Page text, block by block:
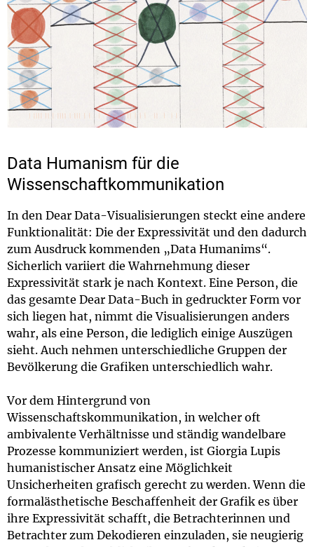
Data Humanism für die
Wissenschaftkommunikation
In den Dear Data-Visualisierungen steckt eine andere
Funktionalität: Die der Expressivität und den dadurch
zum Ausdruck kommenden „Data Humanims“.
Sicherlich variiert die Wahrnehmung dieser
Expressivität stark je nach Kontext. Eine Person, die
das gesamte Dear Data-Buch in gedruckter Form vor
sich liegen hat, nimmt die Visualisierungen anders
wahr, als eine Person, die lediglich einige Auszügen
sieht. Auch nehmen unterschiedliche Gruppen der
Bevölkerung die Grafiken unterschiedlich wahr.
Vor dem Hintergrund von
Wissenschaftskommunikation, in welcher oft
ambivalente Verhältnisse und ständig wandelbare
Prozesse kommuniziert werden, ist Giorgia Lupis
humanistischer Ansatz eine Möglichkeit
Unsicherheiten grafisch gerecht zu werden. Wenn die
formalästhetische Beschaffenheit der Grafik es über
ihre Expressivität schafft, die Betrachterinnen und
Betrachter zum Dekodieren einzuladen, sie neugierig